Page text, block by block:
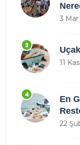
3
3
11
4
En
22